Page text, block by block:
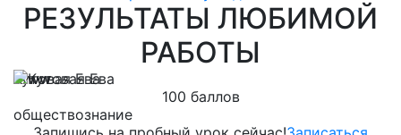
РЕЗУЛЬТАТЫ ЛЮБИМОЙ
РАБОТЫ
Кутовая Ева
100 баллов
обществознание